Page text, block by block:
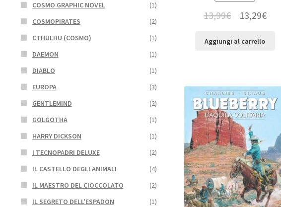
13,99€ 13,29€
Aggiungi al carrello
COSMO GRAPHIC NOVEL
(1)
COSMOPIRATES
(2)
CTHULHU (COSMO)
(1)
DAEMON
(1)
DIABLO
(1)
EUROPA
(3)
GENTLEMIND
(2)
GOLGOTHA
(1)
HARRY DICKSON
(1)
I TECNOPADRI DELUXE
(2)
IL CASTELLO DEGLI ANIMALI
(4)
IL MAESTRO DEL CIOCCOLATO
(2)
IL SEGRETO DELL'ESPADON
(1)